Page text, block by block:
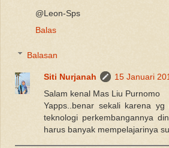
@Leon-Sps
Balas
Balasan
Siti Nurjanah
15 Januari
Salam kenal Mas Liu Purnomo
Yapps..benar sekali karena
teknologi perkembangannya
harus banyak mempelajarinya